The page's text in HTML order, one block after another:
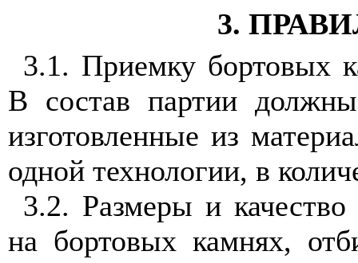
3.
3.1. Приемку бортовых
В состав партии
изготовленные из
одной технологии, в
3.2. Размеры и
на бортовых камнях,